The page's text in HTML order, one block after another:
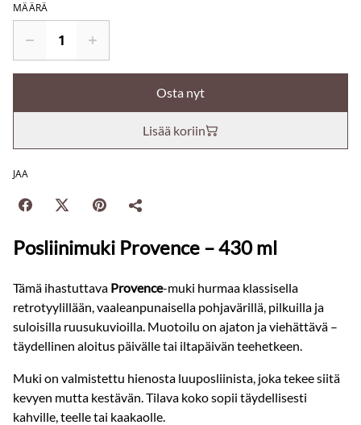
MÄÄRÄ
Osta nyt
Lisää koriin
JAA
Posliinimuki Provence – 430 ml
Tämä ihastuttava Provence-muki hurmaa klassisella
retrotyylillään, vaaleanpunaisella pohjavärillä, pilkuilla ja
suloisilla ruusukuvioilla. Muotoilu on ajaton ja viehättävä –
täydellinen aloitus päivälle tai iltapäivän teehetkeen.
Muki on valmistettu hienosta luuposliinista, joka tekee siitä
kevyen mutta kestävän. Tilava koko sopii täydellisesti
kahville, teelle tai kaakaolle.